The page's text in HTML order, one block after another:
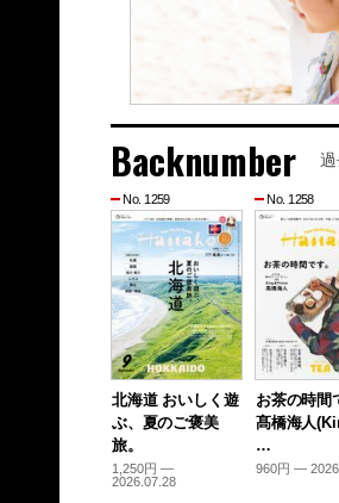
Backnumber
No. 1259
北海道 おいしく遊
ぶ、夏のご褒美
旅。
1,250円 —
2026.07.28
No. 1258
お茶の時間
髙橋海人
…
960円 —